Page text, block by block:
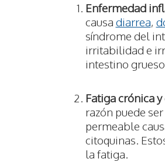
Enfermedad
causa diarrea,
síndrome del
irritabilidad e
intestino
Fatiga crónica
razón puede
permeable
citoquinas.
la fatiga.